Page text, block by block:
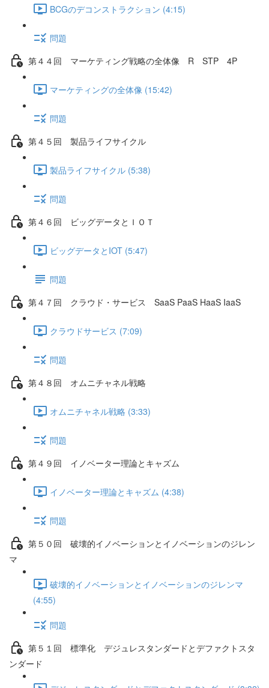
BCGのデコンストラクション (4:15)
問題
第４４回 マーケティング戦略の全体像 R STP 4P
マーケティングの全体像 (15:42)
問題
第４５回 製品ライフサイクル
製品ライフサイクル (5:38)
問題
第４６回 ビッグデータとＩＯＴ
ビッグデータとIOT (5:47)
問題
第４７回 クラウド・サービス SaaS PaaS HaaS IaaS
クラウドサービス (7:09)
問題
第４８回 オムニチャネル戦略
オムニチャネル戦略 (3:33)
問題
第４９回 イノベーター理論とキャズム
イノベーター理論とキャズム (4:38)
問題
第５０回 破壊的イノベーションとイノベーションのジレン
マ
破壊的イノベーションとイノベーションのジレンマ
(4:55)
問題
第５１回 標準化 デジュレスタンダードとデファクトスタ
ンダード